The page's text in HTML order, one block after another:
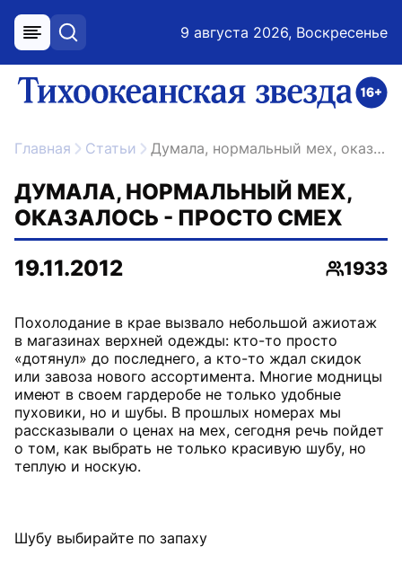
меню поиск 9 августа 2026, Воскресенье
ссылка на главную
Главная Статьи Думала, нормальный мех, оказалось - просто смех
ДУМАЛА, НОРМАЛЬНЫЙ МЕХ,
ОКАЗАЛОСЬ - ПРОСТО СМЕХ
19.11.2012
1933
Похолодание в крае вызвало небольшой ажиотаж
в магазинах верхней одежды: кто-то просто
«дотянул» до последнего, а кто-то ждал скидок
или завоза нового ассортимента. Многие модницы
имеют в своем гардеробе не только удобные
пуховики, но и шубы. В прошлых номерах мы
рассказывали о ценах на мех, сегодня речь пойдет
о том, как выбрать не только красивую шубу, но
теплую и носкую.
Шубу выбирайте по запаху